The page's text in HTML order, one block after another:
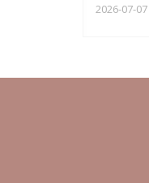
2026-07-07